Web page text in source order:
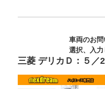
車両のお
選択、入力
三菱 デリカＤ：５／